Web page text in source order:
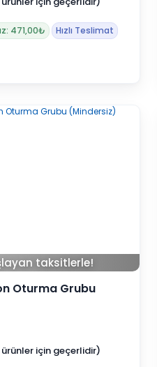
471,00₺ Hızlı Teslimat
taksitlerle!
Oturma Grubu
ediyor